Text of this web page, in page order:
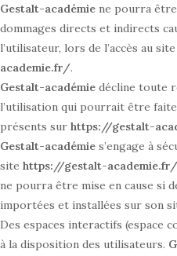
Gestalt-académie ne pourra
dommages directs et indirects
l’utilisateur, lors de l’accès au site
academie.fr/.
Gestalt-académie décline toute
l’utilisation qui pourrait être
présents sur https://gestalt-
Gestalt-académie s’engage à
site https://gestalt-academie.fr/
ne pourra être mise en cause si
importées et installées sur son
Des espaces interactifs (espace
à la disposition des utilisateurs.